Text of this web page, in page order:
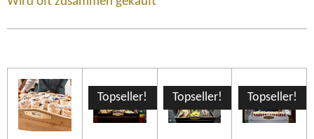
Topseller! Topseller! Topseller!